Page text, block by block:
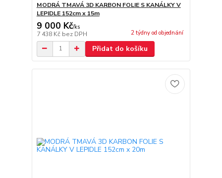
MODRÁ TMAVÁ 3D KARBON FOLIE S KANÁLKY V
LEPIDLE 152cm x 15m
9 000 Kč/ks
7 438 Kč bez DPH 2 týdny od objednání
Přidat do košíku